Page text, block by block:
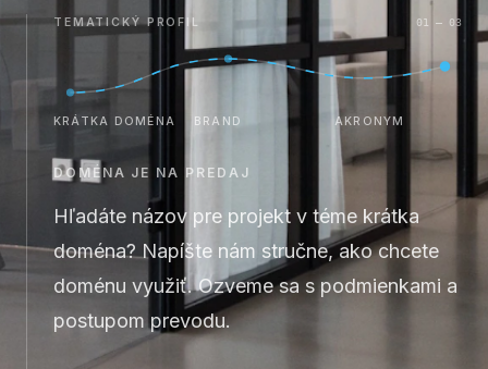
TEMATICKÝ PROFIL 01 — 03
KRÁTKA DOMÉNA BRAND AKRONYM
DOMÉNA JE NA PREDAJ
Hľadáte názov pre projekt v téme krátka
doména? Napíšte nám stručne, ako chcete
doménu využiť. Ozveme sa s podmienkami a
postupom prevodu.